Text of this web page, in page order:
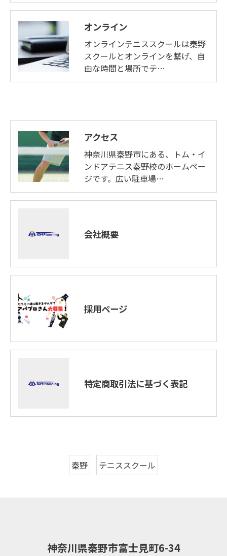
オンライン
オンラインテニススクールは秦野
スクールとオンラインを繋げ、自
由な時間と場所でテ…
アクセス
神奈川県秦野市にある、トム・イ
ンドアテニス秦野校のホームペー
ジです。広い駐車場…
会社概要
採用ページ
特定商取引法に基づく表記
秦野 テニススクール
神奈川県秦野市富士見町6-34